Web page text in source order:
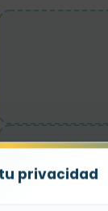
privacidad